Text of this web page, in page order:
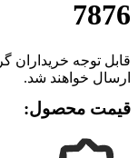
7876
ارسال خواهند شد.
قیمت محصول: